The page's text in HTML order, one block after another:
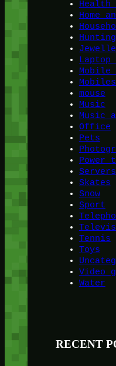
Health
Home
Laptop
Mobile
mouse
Music
Music
Office
Pets
Power
Servers
Skates
Snow
Sport
Tennis
Toys
Video
Water
RECENT